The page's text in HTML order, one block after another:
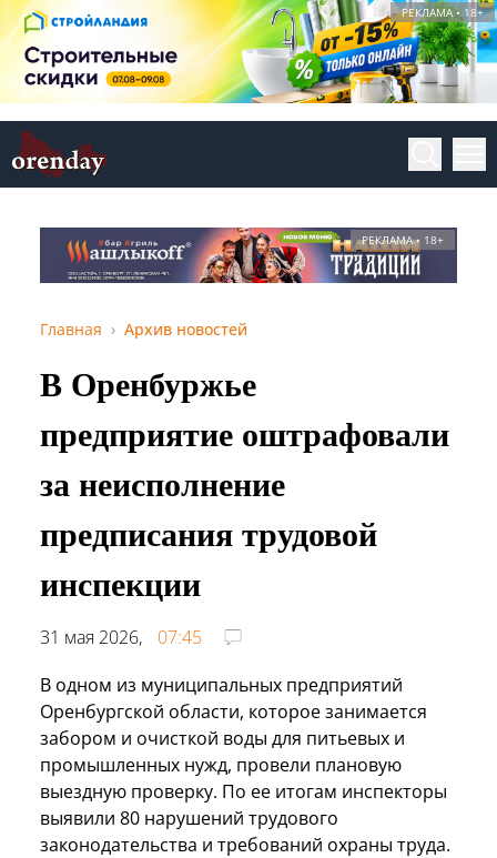
РЕКЛАМА • 18+
РЕКЛАМА • 18+
Главная Архив новостей
В Оренбуржье
предприятие оштрафовали
за неисполнение
предписания трудовой
инспекции
31 мая 2026,
07:45
В одном из муниципальных предприятий
Оренбургской области, которое занимается
забором и очисткой воды для питьевых и
промышленных нужд, провели плановую
выездную проверку. По ее итогам инспекторы
выявили 80 нарушений трудового
законодательства и требований охраны труда.